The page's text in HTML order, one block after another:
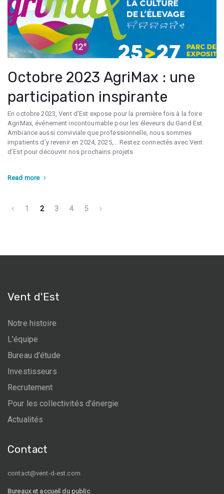
Octobre 2023 AgriMax : une
participation inspirante
En octobre 2023, Vent d’Est expose pour la première fois à la foire
AgriMax, événement incontournable pour les éleveurs du Gand Est.
Ambiance aussi conviviale que professionnelle, nous sommes
impatients d’y revenir en 2024, 2025,… Restez connectés avec Vent
d’Est pour découvrir nos prochains projets
Read more
1 2 3 4 5
Vent d'Est
Notre histoire
L’équipe
Bureau d’étude
Investisseurs
Recrutement
Pour les collectivités d’énergie
Actualités
Contact
contact@vent-d-est.com
Bureaux et accueil du public